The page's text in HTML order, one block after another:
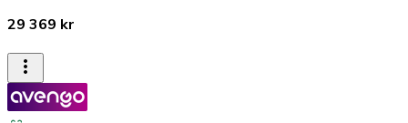
29 369 kr